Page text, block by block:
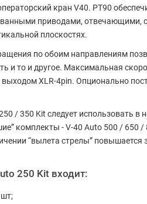
кран V40. PT90
приводами, отвечающими,
плоскостях.
по обоим направлениям
и то и другое. Максимальная
XLR-4pin. Опционально
/ 350 Kit следует использовать
комплекты - V-40 Auto 500 / 650
“вылета стрелы”
250 Kit входит: